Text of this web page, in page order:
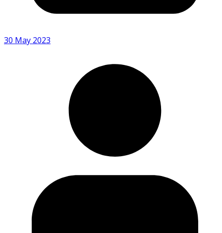
30 May 2023